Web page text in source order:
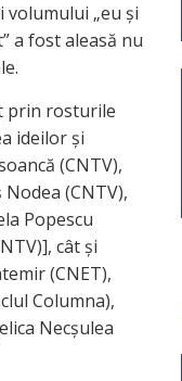
„eu și
a fost aleasă nu
prin rosturile
ideilor și
(CNTV),
(CNTV),
Popescu
cât și
(CNET),
Columna),
Necșulea